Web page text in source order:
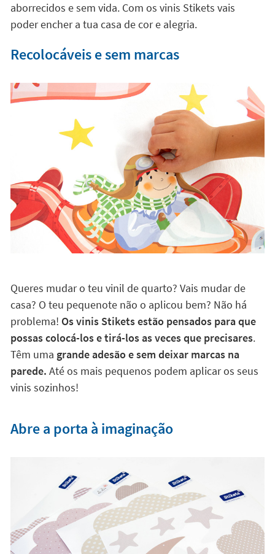
aborrecidos e sem vida. Com os vinis Stikets vais
poder encher a tua casa de cor e alegria.
Recolocáveis e sem marcas
Queres mudar o teu vinil de quarto? Vais mudar de
casa? O teu pequenote não o aplicou bem? Não há
problema! Os vinis Stikets estão pensados para que
possas colocá-los e tirá-los as veces que precisares.
Têm uma grande adesão e sem deixar marcas na
parede. Até os mais pequenos podem aplicar os seus
vinis sozinhos!
Abre a porta à imaginação